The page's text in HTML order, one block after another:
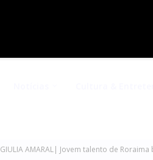
GIULIA AMARAL| Jovem talento de